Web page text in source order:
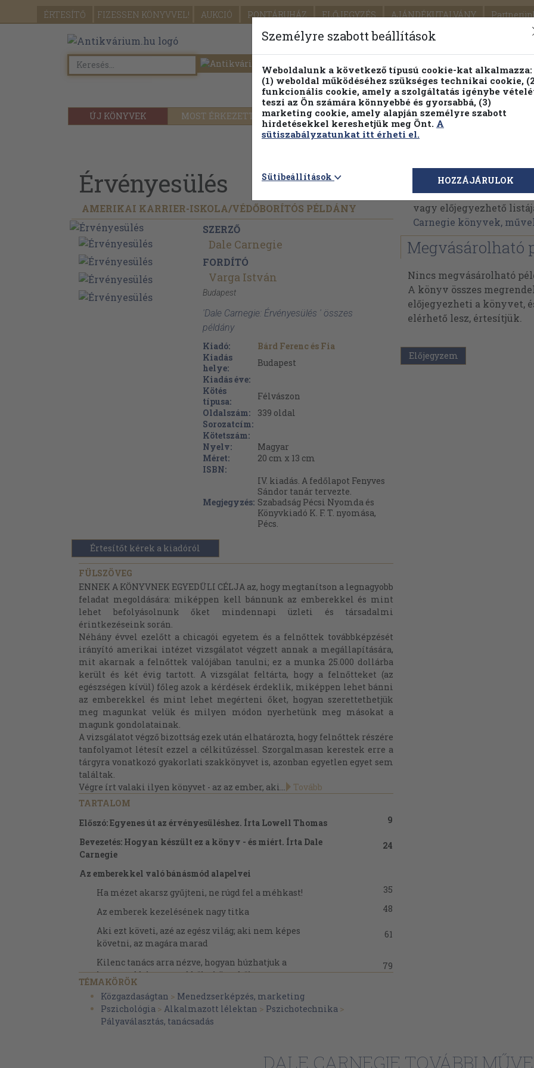
ÉRTESÍTŐ FIZESSEN KÖNYVVEL! AUKCIÓ PONTÁRUHÁZ ELŐJEGYZÉS AJÁNDÉKUTALVÁNY
SEGÍTSÉG
ÚJ KÖNYVEK MOST ÉRKEZETT PILLANATNYI ÁRAINK ÖRÖK TÖRTÉNETEK
Részletes kereső Témaköri fa
Érvényesülés
AMERIKAI KARRIER-ISKOLA/VÉDŐBORÍTÓS PÉLDÁNY
SZERZŐ
Dale Carnegie
FORDÍTÓ
Varga István
Budapest
'Dale Carnegie: Érvényesülés ' összes
példány
Kiadó:
Bárd Ferenc és Fia
Kiadás
helye:
Budapest
Kiadás éve:
Kötés
típusa:
Félvászon
Oldalszám:
339 oldal
Sorozatcím:
Kötetszám:
Nyelv:
Magyar
Méret:
20 cm x 13 cm
ISBN:
Megjegyzés:
IV. kiadás. A fedőlapot Fenyves
Sándor tanár tervezte.
Szabadság Pécsi Nyomda és
Könyvkiadó K. F. T. nyomása,
Pécs.
Értesítőt kérek a kiadóról
FÜLSZÖVEG
ENNEK A KÖNYVNEK EGYEDÜLI CÉLJA az, hogy megtanítson a legnagyobb
feladat megoldására: miképpen kell bánnunk az emberekkel és mint
lehet befolyásolnunk őket mindennapi üzleti és társadalmi
érintkezéseink során.
Néhány évvel ezelőtt a chicagói egyetem és a felnőttek továbbképzését
irányító amerikai intézet vizsgálatot végzett annak a megállapítására,
mit akarnak a felnőttek valójában tanulni; ez a munka 25.000 dollárba
került és két évig tartott. A vizsgálat feltárta, hogy a felnőtteket (az
egészségen kívül) főleg azok a kérdések érdeklik, miképpen lehet bánni
az emberekkel és mint lehet megérteni őket, hogyan szerettethetjük
meg magunkat velük és milyen módon nyerhetünk meg másokat a
magunk gondolatainak.
A vizsgálatot végző bizottság ezek után elhatározta, hogy felnőttek részére
tanfolyamot létesít ezzel a célkitűzéssel. Szorgalmasan kerestek erre a
tárgyra vonatkozó gyakorlati szakkönyvet is, azonban egyetlen egyet sem
találtak.
Végre írt valaki ilyen könyvet - az az ember, aki...
Tovább
TARTALOM
Előszó: Egyenes út az érvényesüléshez. Írta Lowell Thomas
9
Bevezetés: Hogyan készült ez a könyv - és miért. Írta Dale
Carnegie
24
Az emberekkel való bánásmód alapelvei
Ha mézet akarsz gyűjteni, ne rúgd fel a méhkast!
35
Az emberek kezelésének nagy titka
48
Aki ezt követi, azé az egész világ; aki nem képes
követni, az magára marad
61
Kilenc tanács arra nézve, hogyan húzhatjuk a
legnagyobb hasznot ebből a könyvből
79
Hat mód arra, hogy megszerettesd magad az emberekkel
Tégy így - és mindenütt szívesen látnak
Ha nem így cselekszel, mindig bajba jutsz
111
TÉMAKÖRÖK
Közgazdaságtan > Menedzserképzés, marketing
Pszichológia > Alkalmazott lélektan > Pszichotechnika >
Pályaválasztás, tanácsadás
Dale Carnegie
Dale Carnegie
vagy előjegyezhető
Carnegie könyvek,
Megvásárolható
Nincs megvásárolható
A könyv összes
előjegyezheti a könyvet,
elérhető lesz, értesítjük.
Előjegyzem
DALE CARNEGIE TOVÁBBI
Személyre szabott beállítások
Weboldalunk a következő típusú cookie-kat alkalmazza:
(1) weboldal működéséhez szükséges technikai cookie,
funkcionális cookie, amely a szolgáltatás igénybe
teszi az Ön számára könnyebbé és gyorsabbá, (3)
marketing cookie, amely alapján személyre szabott
hirdetésekkel kereshetjük meg Önt. A
sütiszabályzatunkat itt érheti el.
Sütibeállítások HOZZÁJÁRULOK